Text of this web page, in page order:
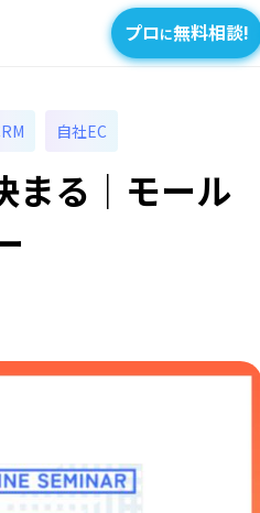
プロに無料相談!
自社EC
まる｜モール